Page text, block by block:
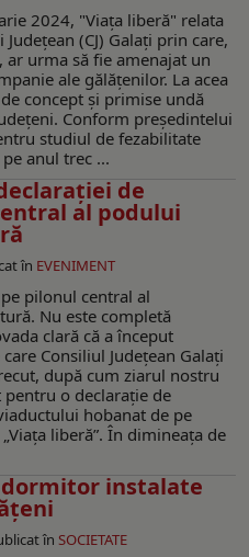
2024, "Viața liberă" relata
(CJ) Galați prin care,
urma să fie amenajat un
ale gălățenilor. La acea
concept și primise undă
Conform președintelui
studiul de fezabilitate
anul trec ...
de
al podului
în EVENIMENT
pe pilonul central al
Nu este completă
clară că a început
Consiliul Judeţean Galaţi
după cum ziarul nostru
o declaraţie de
hobanat de pe
liberă”. În dimineața de
dormitor instalate
în SOCIETATE